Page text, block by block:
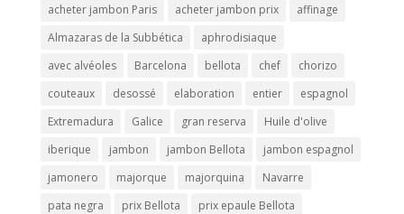
acheter jambon Paris
acheter jambon prix
affinage
Almazaras de la Subbética
aphrodisiaque
avec alvéoles
Barcelona bellota chef
chorizo
couteaux
desossé elaboration entier
espagnol
Extremadura
Galice gran reserva
Huile d'olive
iberique
jambon jambon Bellota
jambon espagnol
jamonero
majorque majorquina
Navarre
pata negra
prix Bellota
prix epaule Bellota